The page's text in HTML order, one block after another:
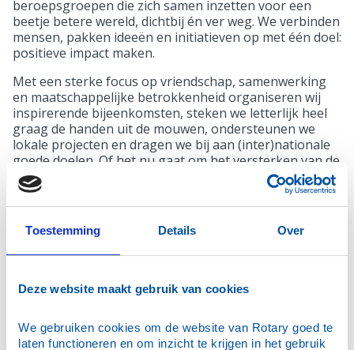
Toestemming Details Over
Deze website maakt gebruik van cookies
We gebruiken cookies om de website van Rotary goed te
laten functioneren en om inzicht te krijgen in het gebruik
beroepsgroepen die zich samen inzetten voor een
beetje betere wereld, dichtbij én ver weg. We verbinden
mensen, pakken ideeën en initiatieven op met één doel:
positieve impact maken.
Met een sterke focus op vriendschap, samenwerking
en maatschappelijke betrokkenheid organiseren wij
inspirerende bijeenkomsten, steken we letterlijk heel
graag de handen uit de mouwen, ondersteunen we
lokale projecten en dragen we bij aan (inter)nationale
goede doelen. Of het nu gaat om het versterken van de
gemeenschap, het stimuleren van talent of het bieden
van hulp waar dat nodig is — Rotaryclub Doesburg
staat midden in de samenleving; lokaal zichtbaar,
internationaal verbonden.
Nieuwe leden zijn altijd welkom. Want samen maken we
In bijna alle landen ter wereld vind je Rotary clubs.